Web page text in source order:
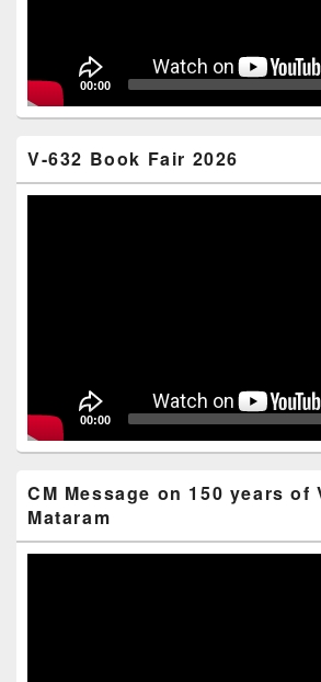
00:00
V-632 Book Fair 2026
00:00
CM Message on 150 years of
Mataram